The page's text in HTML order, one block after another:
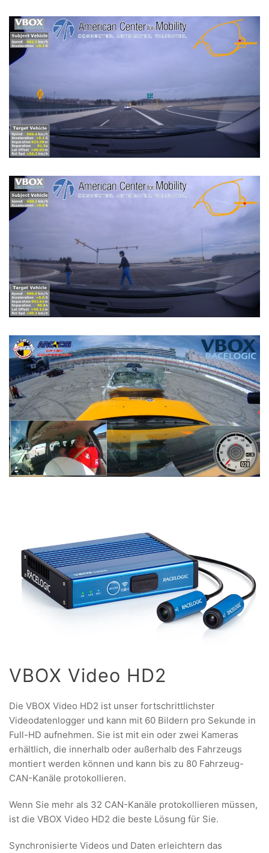
VBOX Video HD2
Die VBOX Video HD2 ist unser fortschrittlichster
Videodatenlogger und kann mit 60 Bildern pro Sekunde in
Full-HD aufnehmen. Sie ist mit ein oder zwei Kameras
erhältlich, die innerhalb oder außerhalb des Fahrzeugs
montiert werden können und kann bis zu 80 Fahrzeug-
CAN-Kanäle protokollieren.
Wenn Sie mehr als 32 CAN-Kanäle protokollieren müssen,
ist die VBOX Video HD2 die beste Lösung für Sie.
Synchronisierte Videos und Daten erleichtern das